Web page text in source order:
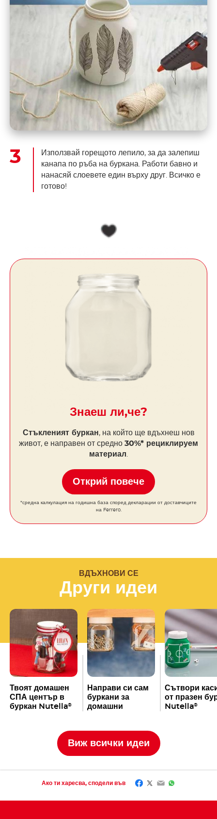
Използвай горещото лепило, за да залепиш
канапа по ръба на буркана. Работи бавно и
нанасяй слоевете един върху друг. Всичко е
готово!
Знаеш ли,че?
Стъкленият буркан, на който ще вдъхнеш нов
живот, е направен от средно 30%* рециклируем
материал.
Открий повече
*средна калкулация на годишна база според декларации от доставчиците
на Ferrero.
ВДЪХНОВИ СЕ
Други идеи
Твоят домашен
СПА център в
буркан Nutella®
Направи си сам
буркани за
домашни
Сътвори
от празен
Nutella®
Виж всички идеи
Ако ти харесва, сподели във Facebook
Twitter
EmailWhatsApp